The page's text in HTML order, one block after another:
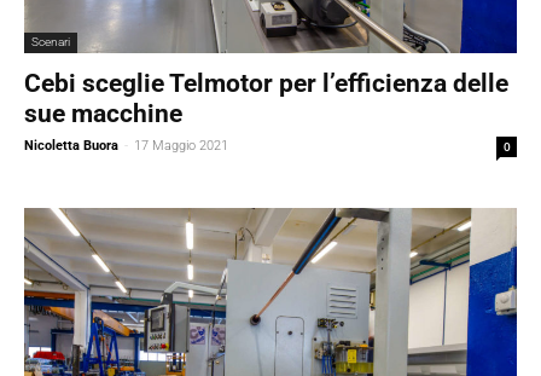
Scenari
Cebi sceglie Telmotor per l’efficienza delle
sue macchine
Nicoletta Buora - 17 Maggio 2021 0